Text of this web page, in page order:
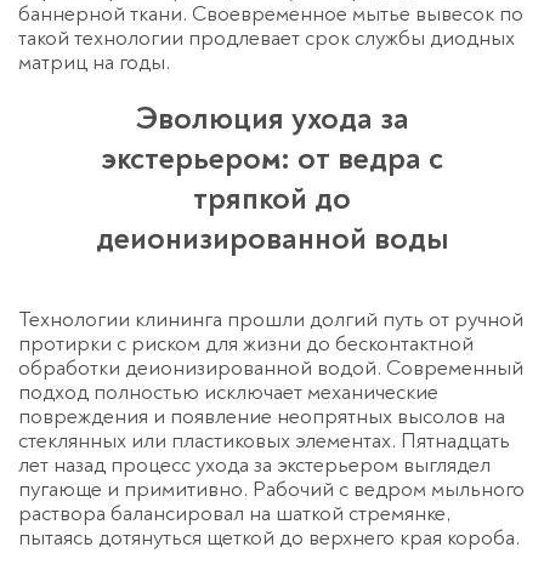
баннерной ткани. Своевременное мытье вывесок по
такой технологии продлевает срок службы диодных
матриц на годы.
Эволюция ухода за
экстерьером: от ведра с
тряпкой до
деионизированной воды
Технологии клининга прошли долгий путь от ручной
протирки с риском для жизни до бесконтактной
обработки деионизированной водой. Современный
подход полностью исключает механические
повреждения и появление неопрятных высолов на
стеклянных или пластиковых элементах. Пятнадцать
лет назад процесс ухода за экстерьером выглядел
пугающе и примитивно. Рабочий с ведром мыльного
раствора балансировал на шаткой стремянке,
пытаясь дотянуться щеткой до верхнего края короба.